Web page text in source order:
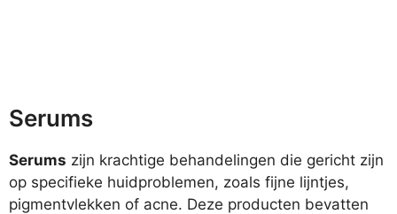
Serums
Serums zijn krachtige behandelingen die gericht zijn
op specifieke huidproblemen, zoals fijne lijntjes,
pigmentvlekken of acne. Deze producten bevatten